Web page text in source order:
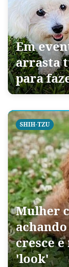
Em
arrasta
para
SHIH-TZU
Mulher
cresce
'look'